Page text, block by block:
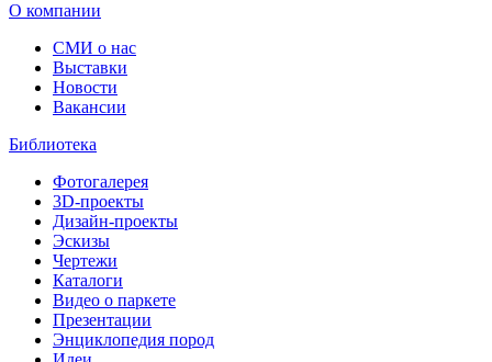
О компании
СМИ о нас
Выставки
Новости
Вакансии
Библиотека
Фотогалерея
3D-проекты
Дизайн-проекты
Эскизы
Чертежи
Каталоги
Видео о паркете
Презентации
Энциклопедия пород